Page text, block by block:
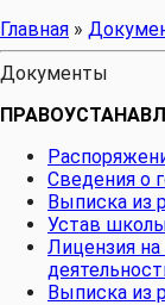
Главная »
Документы
Сведения о
Выписка из
Устав
Лицензия на
Выписка из